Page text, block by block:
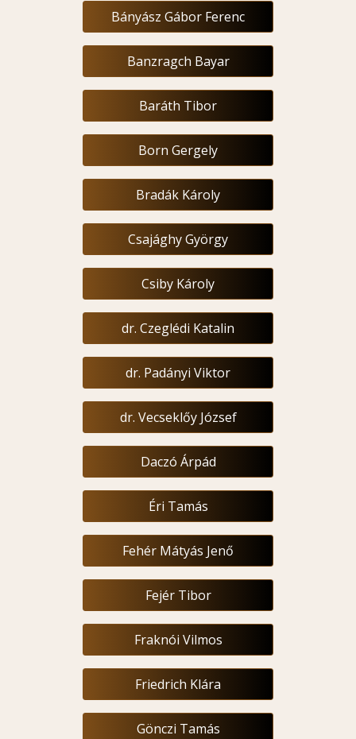
Bányász Gábor Ferenc
Banzragch Bayar
Baráth Tibor
Born Gergely
Bradák Károly
Csajághy György
Csiby Károly
dr. Czeglédi Katalin
dr. Padányi Viktor
dr. Vecseklőy József
Daczó Árpád
Éri Tamás
Fehér Mátyás Jenő
Fejér Tibor
Fraknói Vilmos
Friedrich Klára
Gönczi Tamás